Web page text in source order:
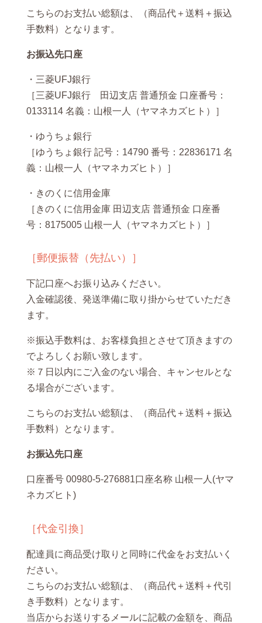
こちらのお支払い総額は、（商品代＋送料＋振込
手数料）となります。
お振込先口座
・三菱UFJ銀行
［三菱UFJ銀行 田辺支店 普通預金 口座番号：
0133114 名義：山根一人（ヤマネカズヒト）］
・ゆうちょ銀行
［ゆうちょ銀行 記号：14790 番号：22836171 名
義：山根一人（ヤマネカズヒト）］
・きのくに信用金庫
［きのくに信用金庫 田辺支店 普通預金 口座番
号：8175005 山根一人（ヤマネカズヒト）］
［郵便振替（先払い）］
下記口座へお振り込みください。
入金確認後、発送準備に取り掛からせていただき
ます。
※振込手数料は、お客様負担とさせて頂きますの
でよろしくお願い致します。
※７日以内にご入金のない場合、キャンセルとな
る場合がございます。
こちらのお支払い総額は、（商品代＋送料＋振込
手数料）となります。
お振込先口座
口座番号 00980-5-276881口座名称 山根一人(ヤマ
ネカズヒト)
［代金引換］
配達員に商品受け取りと同時に代金をお支払いく
ださい。
こちらのお支払い総額は、（商品代＋送料＋代引
き手数料）となります。
当店からお送りするメールに記載の金額を、商品